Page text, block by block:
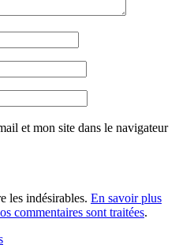
et mon site dans le navigateur
les indésirables. En savoir plus
commentaires sont traitées.